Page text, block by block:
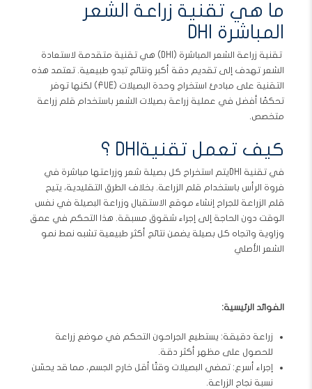
ما هي تقنية زراعة الشعر
المباشرة DHI
تقنية زراعة الشعر المباشرة (DHI) هي تقنية متقدمة لاستعادة
الشعر تهدف إلى تقديم دقة أكبر ونتائج تبدو طبيعية. تعتمد هذه
التقنية على مبادئ استخراج وحدة البصيلات (FUE) لكنها توفر
تحكمًا أفضل في عملية زراعة بصيلات الشعر باستخدام قلم زراعة
متخصص.
كيف تعمل تقنيةDHI ؟
في تقنية DHIيتم استخراج كل بصيلة شعر وزراعتها مباشرة في
فروة الرأس باستخدام قلم الزراعة. بخلاف الطرق التقليدية، يتيح
قلم الزراعة للجراح إنشاء موقع الاستقبال وزراعة البصيلة في نفس
الوقت دون الحاجة إلى إجراء شقوق مسبقة. هذا التحكم في عمق
وزاوية واتجاه كل بصيلة يضمن نتائج أكثر طبيعية تشبه نمط نمو
الشعر الأصلي
الفوائد الرئيسية:
زراعة دقيقة: يستطيع الجراحون التحكم في موضع زراعة
للحصول على مظهر أكثر دقة.
إجراء أسرع: تمضي البصيلات وقتًا أقل خارج الجسم، مما قد يحسّن
نسبة نجاح الزراعة.